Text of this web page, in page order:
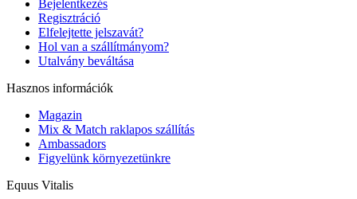
Bejelentkezés
Regisztráció
Elfelejtette jelszavát?
Hol van a szállítmányom?
Utalvány beváltása
Hasznos információk
Magazin
Mix & Match raklapos szállítás
Ambassadors
Figyelünk környezetünkre
Equus Vitalis